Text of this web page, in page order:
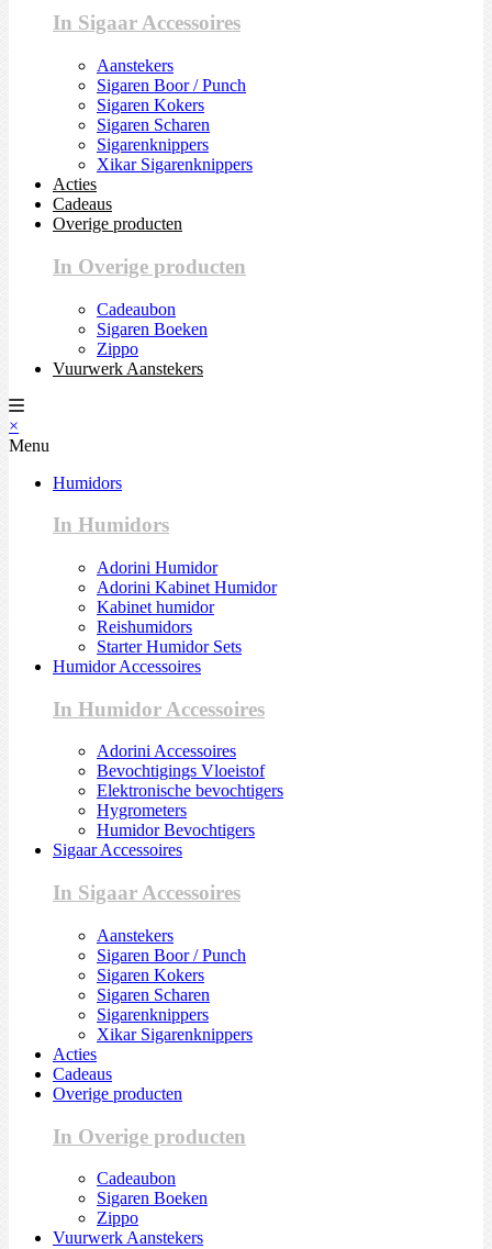
In Sigaar Accessoires
Aanstekers
Sigaren Boor / Punch
Sigaren Kokers
Sigaren Scharen
Sigarenknippers
Xikar Sigarenknippers
Acties
Cadeaus
Overige producten
In Overige producten
Cadeaubon
Sigaren Boeken
Zippo
Vuurwerk Aanstekers
×
Menu
Humidors
In Humidors
Adorini Humidor
Adorini Kabinet Humidor
Kabinet humidor
Reishumidors
Starter Humidor Sets
Humidor Accessoires
In Humidor Accessoires
Adorini Accessoires
Bevochtigings Vloeistof
Elektronische bevochtigers
Hygrometers
Humidor Bevochtigers
Sigaar Accessoires
In Sigaar Accessoires
Aanstekers
Sigaren Boor / Punch
Sigaren Kokers
Sigaren Scharen
Sigarenknippers
Xikar Sigarenknippers
Acties
Cadeaus
Overige producten
In Overige producten
Cadeaubon
Sigaren Boeken
Zippo
Vuurwerk Aanstekers